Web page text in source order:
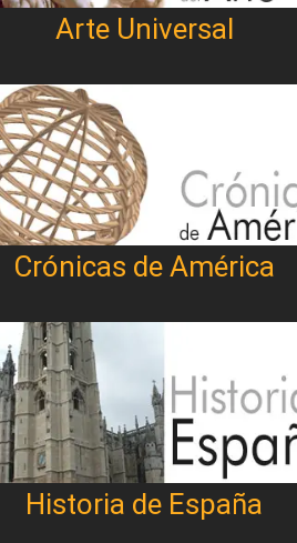
Arte Universal
Crónicas de América
Historia de España